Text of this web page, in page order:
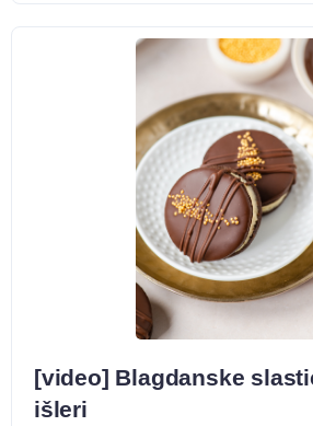
[video] Blagdanske
išleri